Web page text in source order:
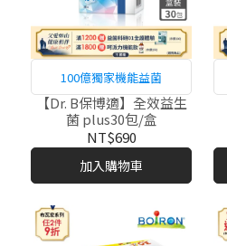
100億獨家機能益菌
【Dr. B保博適】全效益生
菌 plus30包/盒
NT$690
加入購物車